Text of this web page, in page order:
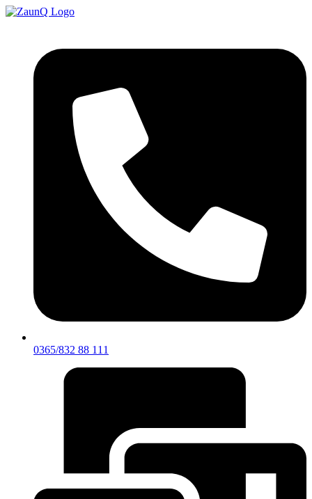
0365/832 88 111